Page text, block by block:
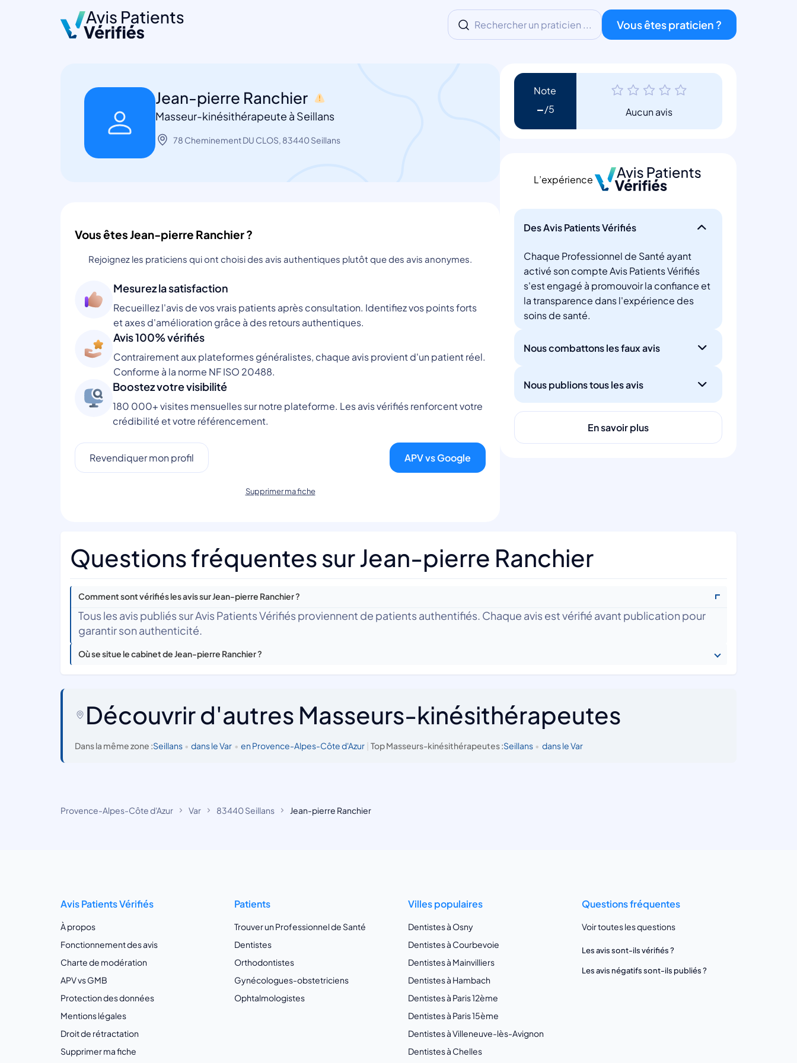
Rechercher un praticien ... Vous êtes praticien ?
Jean-pierre Ranchier
Masseur-kinésithérapeute à Seillans
78 Cheminement DU CLOS, 83440 Seillans
Vous êtes Jean-pierre Ranchier ?
Rejoignez les praticiens qui ont choisi des avis authentiques plutôt que des avis anonymes.
Mesurez la satisfaction
Recueillez l'avis de vos vrais patients après consultation. Identifiez vos points forts
et axes d'amélioration grâce à des retours authentiques.
Avis 100% vérifiés
Contrairement aux plateformes généralistes, chaque avis provient d'un patient réel.
Conforme à la norme NF ISO 20488.
Boostez votre visibilité
180 000+ visites mensuelles sur notre plateforme. Les avis vérifiés renforcent votre
crédibilité et votre référencement.
Revendiquer mon profil APV vs Google
Supprimer ma fiche
Note
- Aucun avis
L’expérience
Des Avis Patients Vérifiés
Chaque Professionnel de Santé ayant
activé son compte Avis Patients Vérifiés
s'est engagé à promouvoir la confiance et
la transparence dans l'expérience des
soins de santé.
Nous combattons les faux avis
Nous publions tous les avis
En savoir plus
Questions fréquentes sur Jean-pierre Ranchier
Comment sont vérifiés les avis sur Jean-pierre Ranchier ?
Tous les avis publiés sur Avis Patients Vérifiés proviennent de patients authentifiés. Chaque avis est vérifié avant publication pour
garantir son authenticité.
Où se situe le cabinet de Jean-pierre Ranchier ?
Découvrir d'autres Masseurs-kinésithérapeutes
Dans la même zone :Seillans • dans le Var • en Provence-Alpes-Côte d'Azur | Top Masseurs-kinésithérapeutes :Seillans • dans le Var
Provence-Alpes-Côte d'Azur Var 83440 Seillans Jean-pierre Ranchier
Avis Patients Vérifiés
À propos
Fonctionnement des avis
Charte de modération
APV vs GMB
Protection des données
Mentions légales
Droit de rétractation
Supprimer ma fiche
Patients
Trouver un Professionnel de Santé
Dentistes
Orthodontistes
Gynécologues-obstetriciens
Ophtalmologistes
Villes populaires
Dentistes à Osny
Dentistes à Courbevoie
Dentistes à Mainvilliers
Dentistes à Hambach
Dentistes à Paris 12ème
Dentistes à Paris 15ème
Dentistes à Villeneuve-lès-Avignon
Dentistes à Chelles
Questions fréquentes
Voir toutes les questions
Les avis sont-ils vérifiés ?
Les avis négatifs sont-ils publiés ?